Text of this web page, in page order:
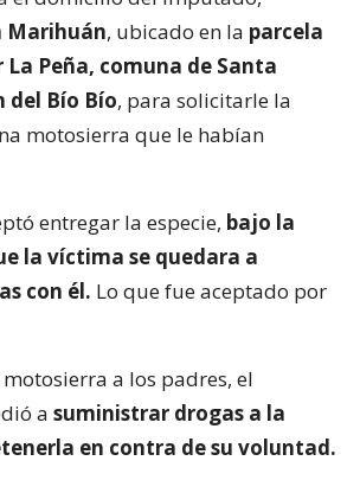
Marihuán, ubicado en la parcela
Peña, comuna de Santa
del Bío Bío, para solicitarle la
motosierra que le habían
entregar la especie, bajo la
la víctima se quedara a
con él. Lo que fue aceptado por
a los padres, el
a suministrar drogas a la
en contra de su voluntad.